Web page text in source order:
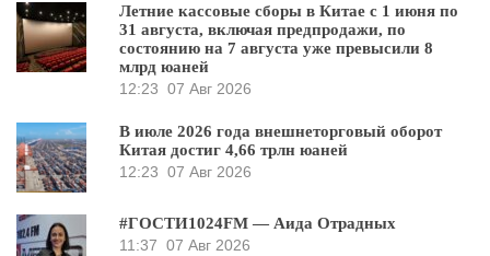
Летние кассовые сборы в Китае с 1 июня по
31 августа, включая предпродажи, по
состоянию на 7 августа уже превысили 8
млрд юаней
12:23 07 Авг 2026
В июле 2026 года внешнеторговый оборот
Китая достиг 4,66 трлн юаней
12:23 07 Авг 2026
#ГОСТИ1024FM — Аида Отрадных
11:37 07 Авг 2026